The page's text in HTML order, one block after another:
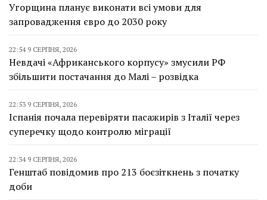
Угорщина планує виконати всі умови для
запровадження євро до 2030 року
22:54 9 СЕРПНЯ, 2026
Невдачі «Африканського корпусу» змусили РФ
збільшити постачання до Малі – розвідка
22:53 9 СЕРПНЯ, 2026
Іспанія почала перевіряти пасажирів з Італії через
суперечку щодо контролю міграції
22:34 9 СЕРПНЯ, 2026
Генштаб повідомив про 213 боєзіткнень з початку
доби